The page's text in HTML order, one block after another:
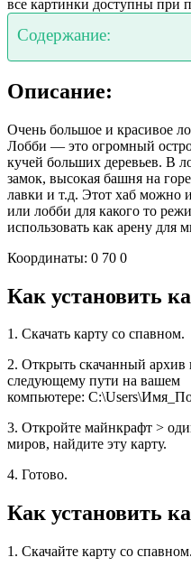
все картинки доступны при
Содержание:
Описание:
Очень большое и красивое
Лобби — это огромный
кучей больших деревьев. В
замок, высокая башня на
лавки и т.д. Этот хаб можно
или лобби для какого то
использовать как арену для
Координаты: 0 70 0
Как установить
1. Скачать карту со спавном.
2. Открыть скачанный архив
следующему пути на вашем
компьютере:
3. Откройте майнкрафт >
миров, найдите эту карту.
4. Готово.
Как установить
1. Скачайте карту со спавном.